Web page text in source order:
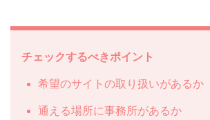
チェックするべきポイント
希望のサイトの取り扱いがあるか
通える場所に事務所があるか